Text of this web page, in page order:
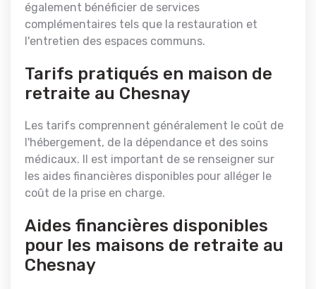
également bénéficier de services
complémentaires tels que la restauration et
l'entretien des espaces communs.
Tarifs pratiqués en maison de
retraite au Chesnay
Les tarifs comprennent généralement le coût de
l'hébergement, de la dépendance et des soins
médicaux. Il est important de se renseigner sur
les aides financières disponibles pour alléger le
coût de la prise en charge.
Aides financières disponibles
pour les maisons de retraite au
Chesnay